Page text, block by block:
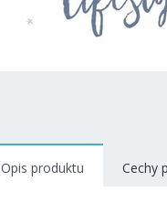
Opis produktu Cechy